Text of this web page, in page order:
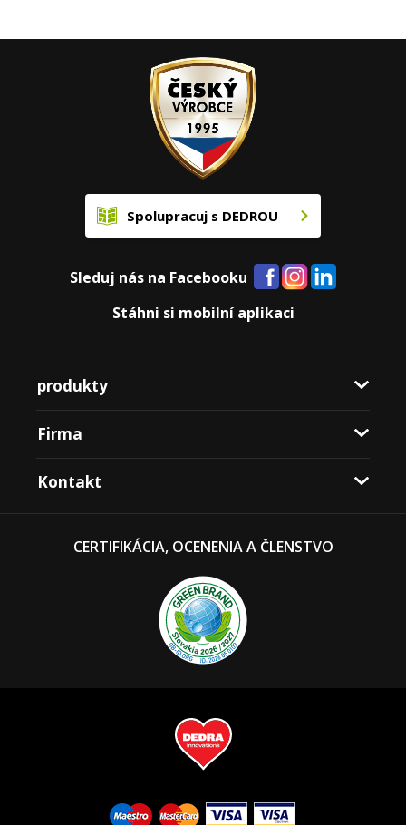
Spolupracuj s DEDROU
Sleduj nás na Facebooku
Stáhni si mobilní aplikaci
produkty
Firma
Kontakt
CERTIFIKÁCIA, OCENENIA A ČLENSTVO